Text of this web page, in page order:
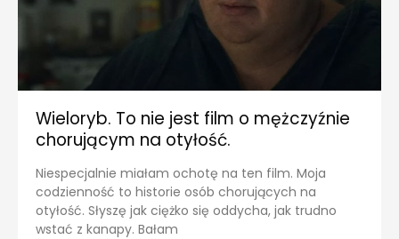
Wieloryb. To nie jest film o mężczyźnie
chorującym na otyłość.
Niespecjalnie miałam ochotę na ten film. Moja
codzienność to historie osób chorujących na
otyłość. Słyszę jak ciężko się oddycha, jak trudno
wstać z kanapy. Bałam